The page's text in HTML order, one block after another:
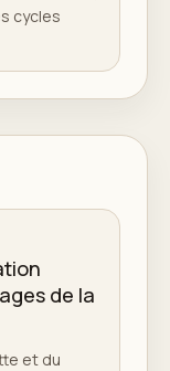
cycles
de la
et du